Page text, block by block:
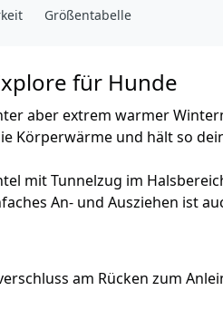
Größentabelle
für Hunde
aber extrem warmer
Körperwärme und hält so
mit Tunnelzug im
An- und Ausziehen ist
am Rücken zum